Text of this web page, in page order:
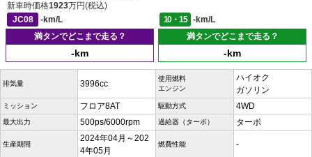
新車時価格1923万円(税込)
JC08
-km/L 10・15
-km/L
満タンでどこまで走る？
-km
満タンでどこまで走る？
-km
排気量 3996cc
使用燃料
エンジン
ハイオク
ガソリン
ミッション フロア8AT 駆動方式 4WD
最大出力 500ps/6000rpm 過給器（ターボ） ターボ
生産期間
2024年04月～202
4年05月
燃費性能 -